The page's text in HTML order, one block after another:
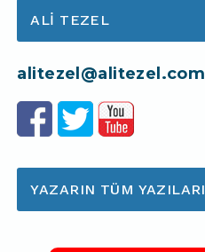
ALI TEZEL
alitezel@alitezel.com
YAZARIN TÜM YAZILARI